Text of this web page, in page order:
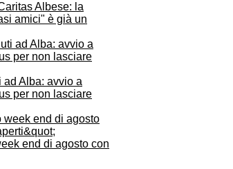
Albese: la
amici" è già un
ad Alba: avvio a
per non lasciare
end di agosto con